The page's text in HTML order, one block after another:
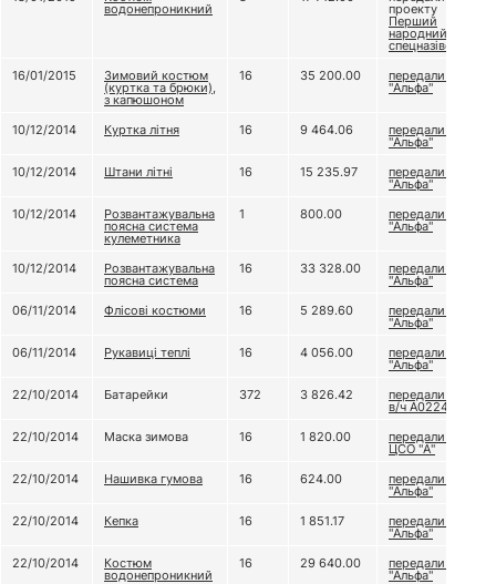
водонепроникний проекту
Перший
народний
спецназівець
16/01/2015
Зимовий костюм
(куртка та брюки),
з капюшоном
16 35 200.00 передали ЦСО
"Альфа"
10/12/2014 Куртка літня 16 9 464.06 передали ЦСО
"Альфа"
10/12/2014
Штани літні 16 15 235.97 передали ЦСО
"Альфа"
10/12/2014
Розвантажувальна
поясна система
кулеметника
1 800.00 передали ЦСО
"Альфа"
10/12/2014 Розвантажувальна
поясна система
16 33 328.00 передали ЦСО
"Альфа"
06/11/2014
Флісові костюми 16 5 289.60 передали ЦСО
"Альфа"
06/11/2014
Рукавиці теплі 16 4 056.00 передали ЦСО
"Альфа"
22/10/2014
Батарейки 372 3 826.42 передали до
в/ч А0224
22/10/2014
Маска зимова 16 1 820.00 передали до
ЦСО "А"
22/10/2014
Нашивка гумова 16 624.00 передали ЦСО
"Альфа"
22/10/2014
Кепка 16 1 851.17 передали ЦСО
"Альфа"
22/10/2014
Костюм
водонепроникний
16 29 640.00 передали ЦСО
"Альфа"